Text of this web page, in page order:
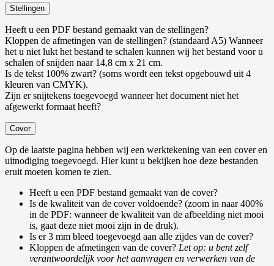
Stellingen
Heeft u een PDF bestand gemaakt van de stellingen?
Kloppen de afmetingen van de stellingen? (standaard A5) Wanneer
het u niet lukt het bestand te schalen kunnen wij het bestand voor u
schalen of snijden naar 14,8 cm x 21 cm.
Is de tekst 100% zwart? (soms wordt een tekst opgebouwd uit 4
kleuren van CMYK).
Zijn er snijtekens toegevoegd wanneer het document niet het
afgewerkt formaat heeft?
Cover
Op de laatste pagina hebben wij een werktekening van een cover en
uitnodiging toegevoegd. Hier kunt u bekijken hoe deze bestanden
eruit moeten komen te zien.
Heeft u een PDF bestand gemaakt van de cover?
Is de kwaliteit van de cover voldoende? (zoom in naar 400%
in de PDF: wanneer de kwaliteit van de afbeelding niet mooi
is, gaat deze niet mooi zijn in de druk).
Is er 3 mm bleed toegevoegd aan alle zijdes van de cover?
Kloppen de afmetingen van de cover? Let op: u bent zelf
verantwoordelijk voor het aanvragen en verwerken van de